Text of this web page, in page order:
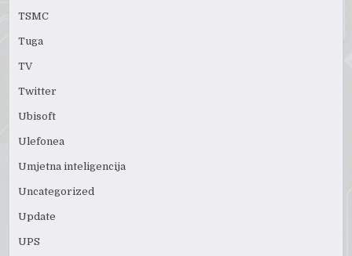
TSMC
Tuga
TV
Twitter
Ubisoft
Ulefonea
Umjetna inteligencija
Uncategorized
Update
UPS